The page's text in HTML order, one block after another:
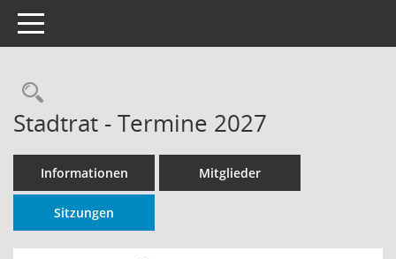
Toggle navigation
Rechercheauswahl
Stadtrat - Termine 2027
Informationen Mitglieder
Sitzungen